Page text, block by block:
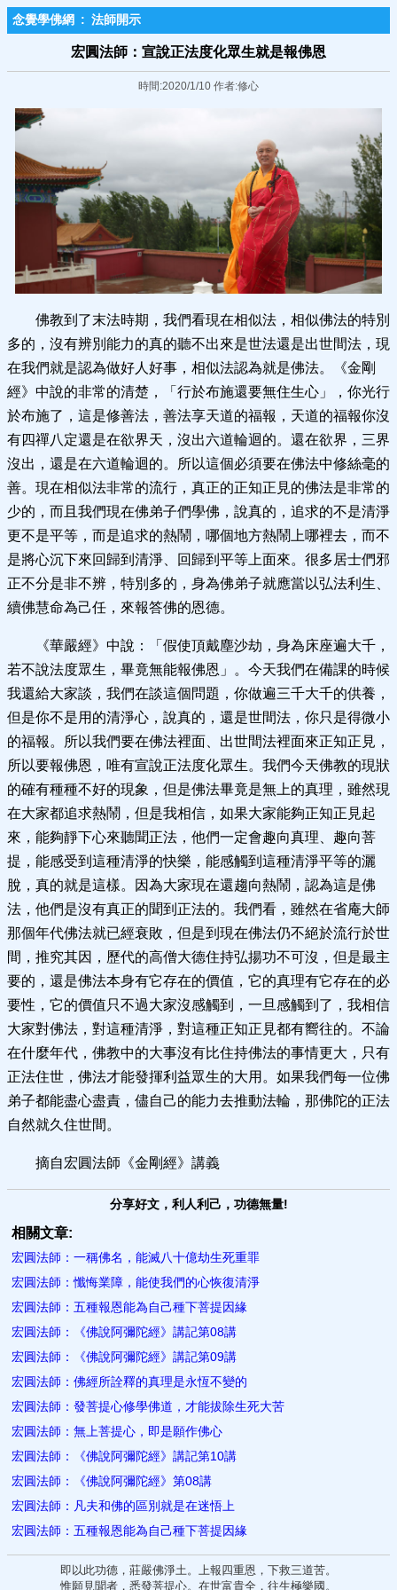
念覺學佛網 : 法師開示
宏圓法師：宣說正法度化眾生就是報佛恩
時間:2020/1/10 作者:修心
佛教到了末法時期，我們看現在相似法，相似佛法的特別
多的，沒有辨別能力的真的聽不出來是世法還是出世間法，現
在我們就是認為做好人好事，相似法認為就是佛法。《金剛
經》中說的非常的清楚，「行於布施還要無住生心」，你光行
於布施了，這是修善法，善法享天道的福報，天道的福報你沒
有四禪八定還是在欲界天，沒出六道輪迴的。還在欲界，三界
沒出，還是在六道輪迴的。所以這個必須要在佛法中修絲毫的
善。現在相似法非常的流行，真正的正知正見的佛法是非常的
少的，而且我們現在佛弟子們學佛，說真的，追求的不是清淨
更不是平等，而是追求的熱鬧，哪個地方熱鬧上哪裡去，而不
是將心沉下來回歸到清淨、回歸到平等上面來。很多居士們邪
正不分是非不辨，特別多的，身為佛弟子就應當以弘法利生、
續佛慧命為己任，來報答佛的恩德。
《華嚴經》中說：「假使頂戴塵沙劫，身為床座遍大千，
若不說法度眾生，畢竟無能報佛恩」。今天我們在備課的時候
我還給大家談，我們在談這個問題，你做遍三千大千的供養，
但是你不是用的清淨心，說真的，還是世間法，你只是得微小
的福報。所以我們要在佛法裡面、出世間法裡面來正知正見，
所以要報佛恩，唯有宣說正法度化眾生。我們今天佛教的現狀
的確有種種不好的現象，但是佛法畢竟是無上的真理，雖然現
在大家都追求熱鬧，但是我相信，如果大家能夠正知正見起
來，能夠靜下心來聽聞正法，他們一定會趣向真理、趣向菩
提，能感受到這種清淨的快樂，能感觸到這種清淨平等的灑
脫，真的就是這樣。因為大家現在還趨向熱鬧，認為這是佛
法，他們是沒有真正的聞到正法的。我們看，雖然在省庵大師
那個年代佛法就已經衰敗，但是到現在佛法仍不絕於流行於世
間，推究其因，歷代的高僧大德住持弘揚功不可沒，但是最主
要的，還是佛法本身有它存在的價值，它的真理有它存在的必
要性，它的價值只不過大家沒感觸到，一旦感觸到了，我相信
大家對佛法，對這種清淨，對這種正知正見都有嚮往的。不論
在什麼年代，佛教中的大事沒有比住持佛法的事情更大，只有
正法住世，佛法才能發揮利益眾生的大用。如果我們每一位佛
弟子都能盡心盡責，儘自己的能力去推動法輪，那佛陀的正法
自然就久住世間。
摘自宏圓法師《金剛經》講義
分享好文，利人利己，功德無量!
相關文章:
宏圓法師：一稱佛名，能滅八十億劫生死重罪
宏圓法師：懺悔業障，能使我們的心恢復清淨
宏圓法師：五種報恩能為自己種下菩提因緣
宏圓法師：《佛說阿彌陀經》講記第08講
宏圓法師：《佛說阿彌陀經》講記第09講
宏圓法師：佛經所詮釋的真理是永恆不變的
宏圓法師：發菩提心修學佛道，才能拔除生死大苦
宏圓法師：無上菩提心，即是願作佛心
宏圓法師：《佛說阿彌陀經》講記第10講
宏圓法師：《佛說阿彌陀經》第08講
宏圓法師：凡夫和佛的區別就是在迷悟上
宏圓法師：五種報恩能為自己種下菩提因緣
即以此功德，莊嚴佛淨土。上報四重恩，下救三道苦。
惟願見聞者，悉發菩提心。在世富貴全，往生極樂國。